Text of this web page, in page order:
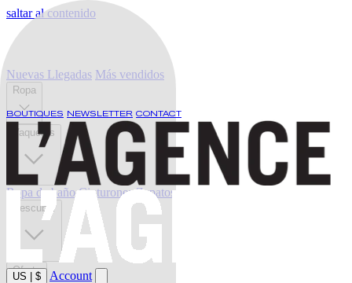
saltar al contenido
BOUTIQUES NEWSLETTER CONTACT
US $ Account
Nuevas Llegadas Más vendidos
Ropa
Vaqueros
Ropa de baño Cinturones Zapatos
Descubrir
Oferta